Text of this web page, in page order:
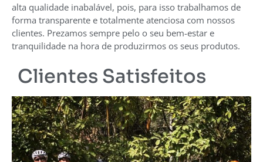
alta qualidade inabalável, pois, para isso trabalhamos de
forma transparente e totalmente atenciosa com nossos
clientes. Prezamos sempre pelo o seu bem-estar e
tranquilidade na hora de produzirmos os seus produtos.
Clientes Satisfeitos